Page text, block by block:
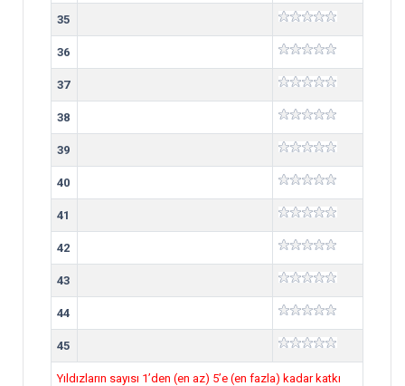
35
36
37
38
39
40
41
42
43
44
45
Yıldızların sayısı 1’den (en az) 5’e (en fazla) kadar katkı